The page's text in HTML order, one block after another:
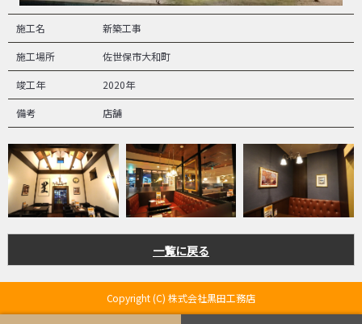
施工名 新築工事
施工場所 佐世保市大和町
竣工年 2020年
備考 店舗
一覧に戻る
Copyright (C) 株式会社黒田工務店